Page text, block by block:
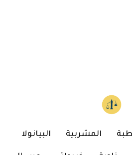
المشربية البيانولا